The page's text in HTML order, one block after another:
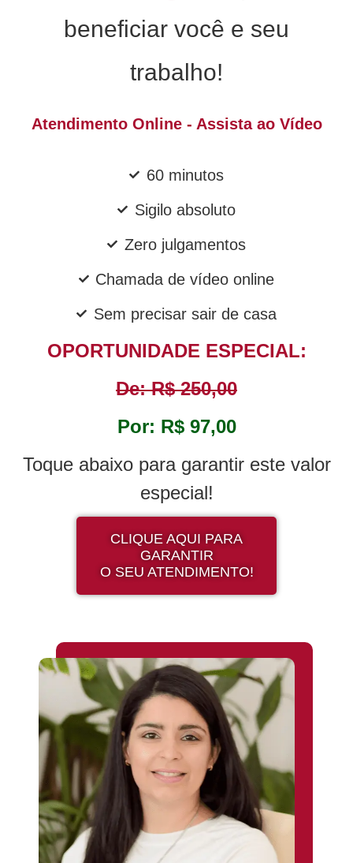
beneficiar você e seu
trabalho!
Atendimento Online - Assista ao Vídeo
60 minutos
Sigilo absoluto
Zero julgamentos
Chamada de vídeo online
Sem precisar sair de casa
OPORTUNIDADE ESPECIAL:
De: R$ 250,00
Por: R$ 97,00
Toque abaixo para garantir este valor
especial!
CLIQUE AQUI PARA
GARANTIR
O SEU ATENDIMENTO!